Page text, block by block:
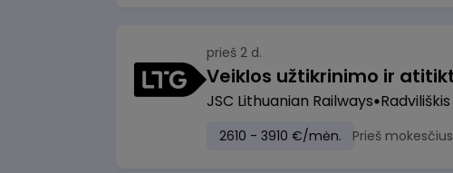
prieš 2 d.
JSC Lithuanian Railways Radviliškis
2610 - 3910 €/mėn. Prieš mokesčius